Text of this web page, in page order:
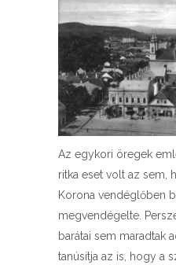
Az egykori öregek
ritka eset volt az sem,
Korona vendéglőben
megvendégelte.
barátai sem maradtak
tanúsítja az is, hogy a